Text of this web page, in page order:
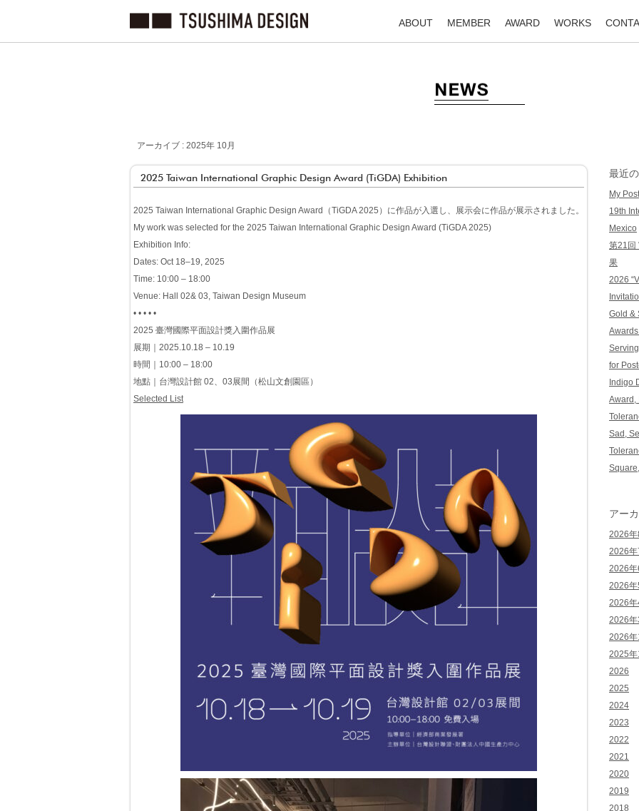
ABOUT MEMBER AWARD WORKS
アーカイブ : 2025年 10月
2025 Taiwan International Graphic Design Award (TiGDA) Exhibition
2025 Taiwan International Graphic Design Award（TiGDA 2025）に作品が入選し、展示会に作品が展示されました。
My work was selected for the 2025 Taiwan International Graphic Design Award (TiGDA 2025)
Exhibition Info:
Dates: Oct 18–19, 2025
Time: 10:00 – 18:00
Venue: Hall 02& 03, Taiwan Design Museum
• • • • •
2025 臺灣國際平面設計獎入圍作品展
展期｜2025.10.18 – 10.19
時間｜10:00 – 18:00
地點｜台灣設計館 02、03展間（松山文創園區）
Selected List
最近
My
19th
Mexico
第21回
果
2026
Gold &
for
Indigo
Award,
Sad,
アー
2026
2026
2026
2026
2026
2026
2026
2025
2026
2025
2024
2023
2022
2021
2020
2019
2018